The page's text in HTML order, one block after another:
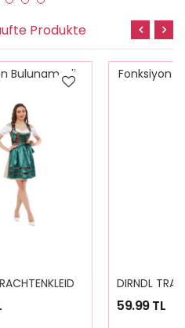
Produkte
Fonksiyon Bulunamadi